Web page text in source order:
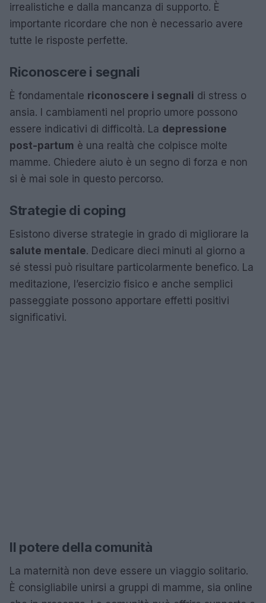
irrealistiche e dalla mancanza di supporto. È
importante ricordare che non è necessario avere
tutte le risposte perfette.
Riconoscere i segnali
È fondamentale riconoscere i segnali di stress o
ansia. I cambiamenti nel proprio umore possono
essere indicativi di difficoltà. La depressione
post-partum è una realtà che colpisce molte
mamme. Chiedere aiuto è un segno di forza e non
si è mai sole in questo percorso.
Strategie di coping
Esistono diverse strategie in grado di migliorare la
salute mentale. Dedicare dieci minuti al giorno a
sé stessi può risultare particolarmente benefico. La
meditazione, l’esercizio fisico e anche semplici
passeggiate possono apportare effetti positivi
significativi.
Il potere della comunità
La maternità non deve essere un viaggio solitario.
È consigliabile unirsi a gruppi di mamme, sia online